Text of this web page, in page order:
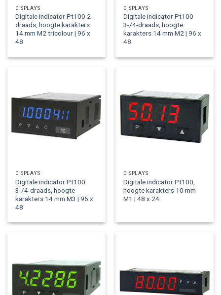
DISPLAYS
Digitale indicator Pt100 2-
draads, hoogte karakters
14 mm M2 tricolour | 96 x
48
DISPLAYS
Digitale indicator Pt100
3-/4-draads, hoogte
karakters 14 mm M2 | 96 x
48
DISPLAYS
Digitale indicator Pt100
3-/4-draads, hoogte
karakters 14 mm M3 | 96 x
48
DISPLAYS
Digitale indicator Pt100,
hoogte karakters 10 mm
M1 | 48 x 24